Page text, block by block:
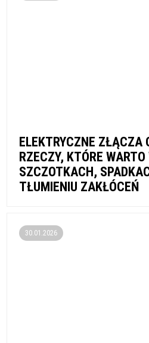
ELEKTRYCZNE ZŁĄCZA
RZECZY, KTÓRE WARTO
SZCZOTKACH,
TŁUMIENIU ZAKŁÓCEŃ
30.01.2026